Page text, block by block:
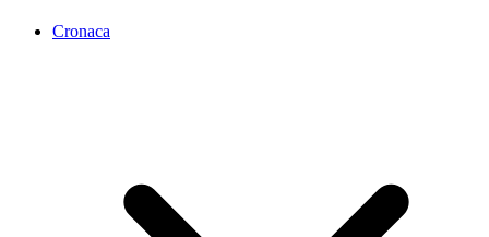
Cronaca